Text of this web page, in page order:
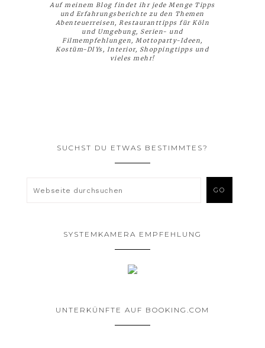
Auf meinem Blog findet ihr jede Menge Tipps
und Erfahrungsberichte zu den Themen
Abenteuerreisen, Restauranttipps für Köln
und Umgebung, Serien- und
Filmempfehlungen, Mottoparty-Ideen,
Kostüm-DIYs, Interior, Shoppingtipps und
vieles mehr!
SUCHST DU ETWAS BESTIMMTES?
SYSTEMKAMERA EMPFEHLUNG
UNTERKÜNFTE AUF BOOKING.COM